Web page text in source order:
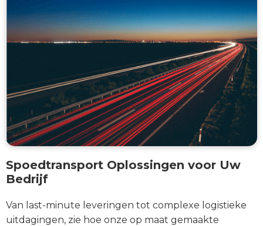
Spoedtransport Oplossingen voor Uw
Bedrijf
Van last-minute leveringen tot complexe logistieke
uitdagingen, zie hoe onze op maat gemaakte